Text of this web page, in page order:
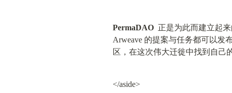
PermaDAO
正是为此而建立起来
Arweave 的提案与任务都可以发
区，在这次伟大迁徙中找到自己
</aside>